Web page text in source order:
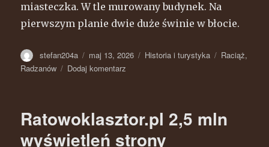
miasteczka. W tle murowany budynek. Na
pierwszym planie dwie duże świnie w błocie.
Autor
stefan204a Opublikowano
maj 13, 2026 Kategorie
Historia i turystyka Tagi
Raciąż,
Radzanów
Dodaj komentarz
wojna
1918
Ratowoklasztor.pl 2,5 mln
wyświetleń strony